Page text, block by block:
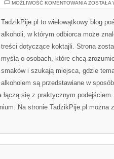
MOŻLIWOŚĆ KOMENTOWANIA HISTORIA
ZOSTAŁA
TadzikPije.pl to wielowątkowy blog
alkoholi, w którym odbiorca może
treści dotyczące koktajli. Strona
myślą o osobach, które chcą
smaków i szukają miejsca, gdzie
alkoholem są przedstawiane w
się z praktycznym
Na stronie TadzikPije.pl można